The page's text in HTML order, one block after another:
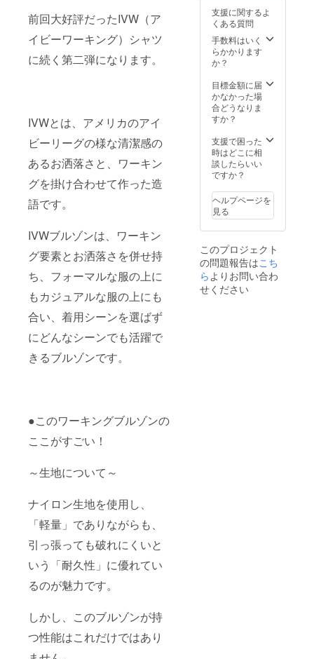
前回大好評だったIVW（ア
イビーワーキング）シャツ
に続く第二弾になります。
IVWとは、アメリカのアイ
ビーリーグの様な清潔感の
あるお洒落さと、ワーキン
グを掛け合わせて作った造
語です。
IVWブルゾンは、ワーキン
グ要素とお洒落さを併せ持
ち、フォーマルな服の上に
もカジュアルな服の上にも
合い、着用シーンを選ばず
にどんなシーンでも活躍で
きるブルゾンです。
●このワーキングブルゾンの
ここがすごい！
～生地について～
ナイロン生地を使用し、
「軽量」でありながらも、
引っ張っても破れにくいと
いう「耐久性」に優れてい
るのが魅力です。
しかし、このブルゾンが持
つ性能はこれだけではあり
ン・仕
様は変
更にな
る可能
性もご
す。ご
了承く
ださ
い。
支援に関するよ
くある質問
手数料はいく
らかかります
か？
目標金額に届
かなかった場
合どうなりま
すか？
支援で困った
時はどこに相
談したらいい
ですか？
ヘルプページを
見る
このプロジェクト
の問題報告はこち
ら よりお問い合わ
せください